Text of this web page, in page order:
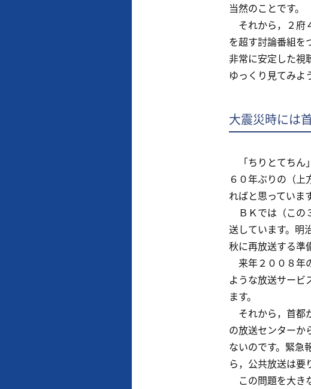
当然のことです。
それから，２府
を超す討論番組を
非常に安定した視
ゆっくり見てみよ
大震災時には
「ちりとてちん
６０年ぶりの（
ればと思っています
ＢＫでは（この
送しています。明
秋に再放送する準
来年２００８年
ような放送サービ
ます。
それから，首都
の放送センターか
ないのです。緊急
ら，公共放送は要
この問題を大き